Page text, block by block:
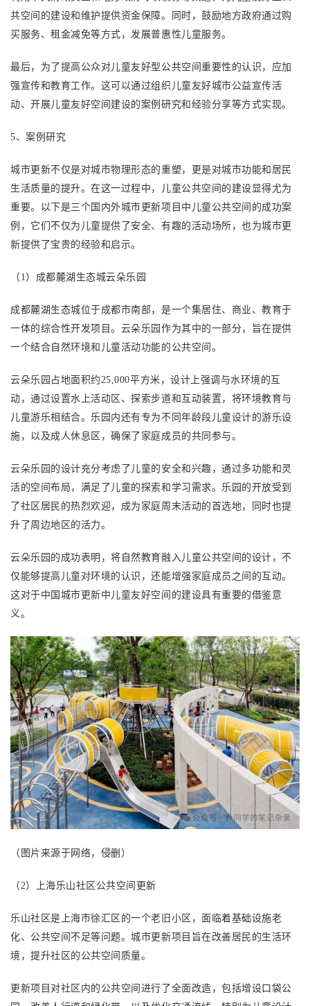
共空间的建设和维护提供资金保障。同时，鼓励地方政府通过购
买服务、租金减免等方式，发展普惠性儿童服务。
最后，为了提高公众对儿童友好型公共空间重要性的认识，应加
强宣传和教育工作。这可以通过组织儿童友好城市公益宣传活
动、开展儿童友好空间建设的案例研究和经验分享等方式实现。
5、案例研究
城市更新不仅是对城市物理形态的重塑，更是对城市功能和居民
生活质量的提升。在这一过程中，儿童公共空间的建设显得尤为
重要。以下是三个国内外城市更新项目中儿童公共空间的成功案
例，它们不仅为儿童提供了安全、有趣的活动场所，也为城市更
新提供了宝贵的经验和启示。
（ 1）成都麓湖生态城云朵乐园
成都麓湖生态城位于成都市南部，是一个集居住、商业、教育于
一体的综合性开发项目。云朵乐园作为其中的一部分，旨在提供
一个结合自然环境和儿童活动功能的公共空间。
云朵乐园占地面积约 25,000平方米，设计上强调与水环境的互
动，通过设置水上活动区、探索步道和互动装置，将环境教育与
儿童游乐相结合。乐园内还有专为不同年龄段儿童设计的游乐设
施，以及成人休息区，确保了家庭成员的共同参与。
云朵乐园的设计充分考虑了儿童的安全和兴趣，通过多功能和灵
活的空间布局，满足了儿童的探索和学习需求。乐园的开放受到
了社区居民的热烈欢迎，成为家庭周末活动的首选地，同时也提
升了周边地区的活力。
云朵乐园的成功表明，将自然教育融入儿童公共空间的设计，不
仅能够提高儿童对环境的认识，还能增强家庭成员之间的互动。
这对于中国城市更新中儿童友好空间的建设具有重要的借鉴意
义。
（图片来源于网络，侵删）
（2）上海乐山社区公共空间更新
乐山社区是上海市徐汇区的一个老旧小区，面临着基础设施老
化、公共空间不足等问题。城市更新项目旨在改善居民的生活环
境，提升社区的公共空间质量。
更新项目对社区内的公共空间进行了全面改造，包括增设口袋公